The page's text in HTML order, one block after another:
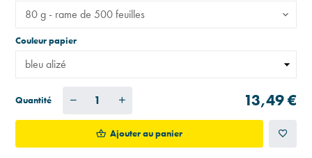
80 g - rame de 500 feuilles
Couleur papier
Quantité 13,49 €
Ajouter au panier